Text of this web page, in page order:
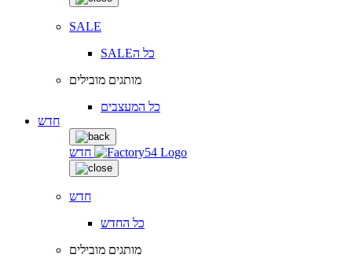
SALE
SALEכל ה
מותגים מובילים
כל המעצבים
חדש
חדש
חדש
כל החדש
מותגים מובילים